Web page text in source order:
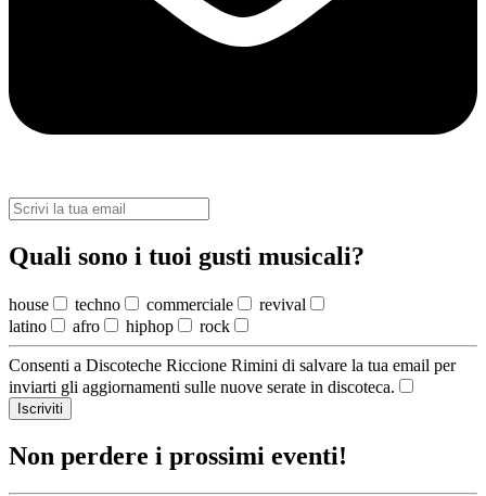
Quali sono i tuoi gusti musicali?
house techno commerciale
revival
latino
afro hiphop rock
Consenti a Discoteche Riccione Rimini di salvare la tua email per
inviarti gli aggiornamenti sulle nuove serate in discoteca.
Iscriviti
Non perdere i prossimi eventi!